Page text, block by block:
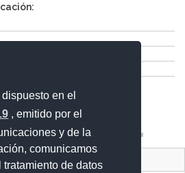
en el
, emitido por el
y de la
comunicamos
de datos
Ciudadano Digital